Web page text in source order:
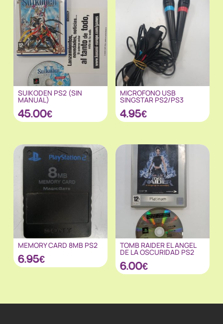
SUIKODEN PS2 (SIN
MANUAL)
45.00€
MICROFONO USB
SINGSTAR PS2/PS3
4.95€
MEMORY CARD 8MB PS2
6.95€
TOMB RAIDER EL ANGEL
DE LA OSCURIDAD PS2
6.00€